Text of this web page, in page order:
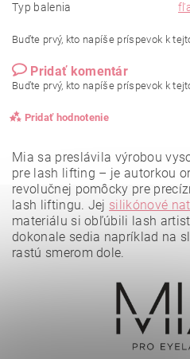
Typ balenia
Buďte prvý, kto napíše príspevok k
Pridať komentár
Buďte prvý, kto napíše príspevok k
Pridať hodnotenie
Mia sa preslávila výrobou
pre lash lifting – je autorkou
revolučnej pomôcky pre
lash liftingu. Jej silikónové
materiálu si obľúbili lash
dokonale sedia napríklad na
rastú smerom dole.